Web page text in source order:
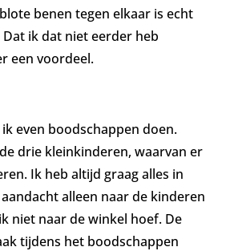
benen tegen elkaar is echt
ik dat niet eerder heb
een voordeel.
even boodschappen doen.
drie kleinkinderen, waarvan er
Ik heb altijd graag alles in
alleen naar de kinderen
niet naar de winkel hoef. De
tijdens het boodschappen